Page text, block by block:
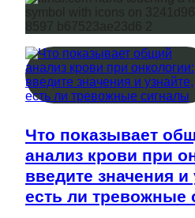
Что показывает
анализ крови при
введите значения и
есть ли тревожные